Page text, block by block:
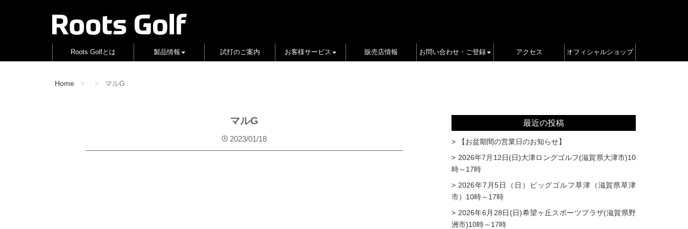
Roots Golfとは 製品情報 試打のご案内 お客様サービス 販売店情報 お問い合わせ・ご登録 アクセス オフィシャルショップ
Home マルG
マルG
2023/01/18
最近の投稿
【お盆期間の営業日のお知らせ】
2026年7月12日(日)大津ロングゴルフ(滋賀県大津市)10
時～17時
2026年7月5日（日）ビッグゴルフ草津（滋賀県草津
市）10時～17時
2026年6月28日(日)希望ヶ丘スポーツプラザ(滋賀県野
洲市)10時～17時